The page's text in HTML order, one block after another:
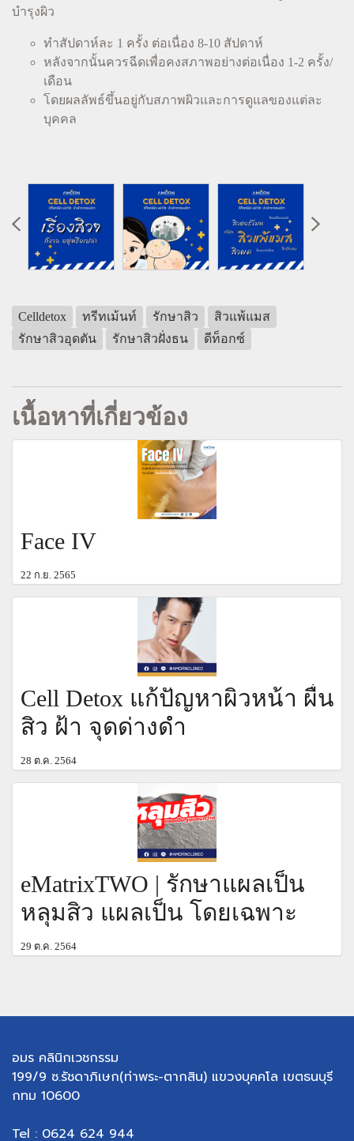
บำรุงผิว
ทำสัปดาห์ละ 1 ครั้ง ต่อเนื่อง 8-10 สัปดาห์
หลังจากนั้นควรฉีดเพื่อคงสภาพอย่างต่อเนื่อง 1-2 ครั้ง/
เดือน
โดยผลลัพธ์ขึ้นอยู่กับสภาพผิวและการดูแลของแต่ละ
บุคคล
Celldetox ทรีทเม้นท์ รักษาสิว
สิวแพ้แมส
รักษาสิวอุดตัน
รักษาสิวฝั่งธน ดีท็อกซ์
เนื้อหาที่เกี่ยวข้อง
Face IV
22 ก.ย. 2565
Cell Detox แก้ปัญหาผิวหน้า ผื่น
สิว ฝ้า จุดด่างดำ
28 ต.ค. 2564
eMatrixTWO | รักษาแผลเป็น
หลุมสิว แผลเป็น โดยเฉพาะ
29 ต.ค. 2564
อมร คลินิกเวชกรรม
199/9 ซ.รัชดาภิเษก(ท่าพระ-ตากสิน) แขวงบุคคโล เขตธนบุรี
กทม 10600
Tel : 0624 624 944